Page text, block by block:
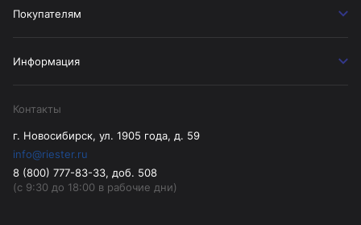
Покупателям
Информация
Контакты
г. Новосибирск, ул. 1905 года, д. 59
info@riester.ru
8 (800) 777-83-33, доб. 508
(с 9:30 до 18:00 в рабочие дни)